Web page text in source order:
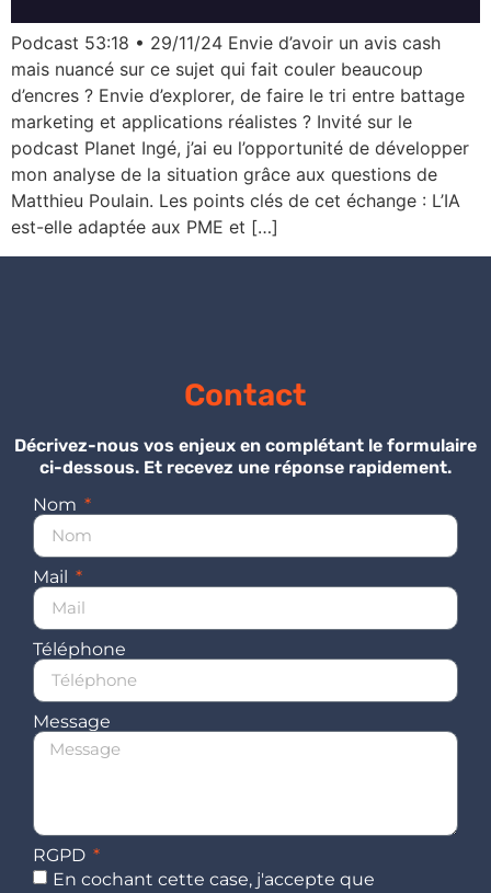
Podcast 53:18 • 29/11/24 Envie d’avoir un avis cash
mais nuancé sur ce sujet qui fait couler beaucoup
d’encres ? Envie d’explorer, de faire le tri entre battage
marketing et applications réalistes ? Invité sur le
podcast Planet Ingé, j’ai eu l’opportunité de développer
mon analyse de la situation grâce aux questions de
Matthieu Poulain. Les points clés de cet échange : L’IA
est-elle adaptée aux PME et […]
Contact
Décrivez-nous vos enjeux en complétant le formulaire
ci-dessous. Et recevez une réponse rapidement.
Nom
Mail
Téléphone
Message
RGPD
En cochant cette case, j'accepte que